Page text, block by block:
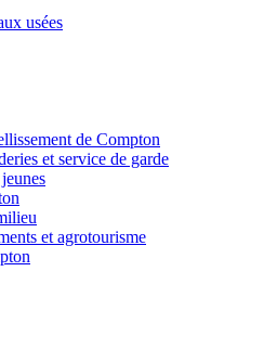
usées
de Compton
et service de garde
et agrotourisme